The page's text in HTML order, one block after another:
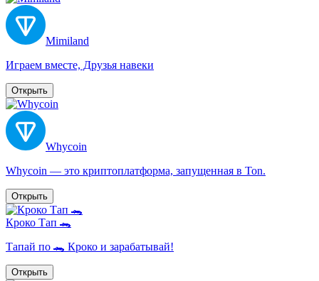
Mimiland
Играем вместе, Друзья навеки
Открыть
Whycoin
Whycoin — это криптоплатформа, запущенная в Ton.
Открыть
Кроко Тап 🐊
Тапай по 🐊 Кроко и зарабатывай!
Открыть